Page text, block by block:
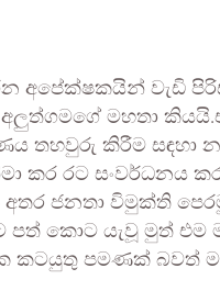
අපේක්ෂකයින් වැඩි
අලුත්ගමගේ මහතා
තහවුරු කිරීම සඳහා
කර රට සංවර්ධනය
අතර ජනතා විමුක්ති
පත් කොට යැවූ මුත් එම
පමණක් බවත්